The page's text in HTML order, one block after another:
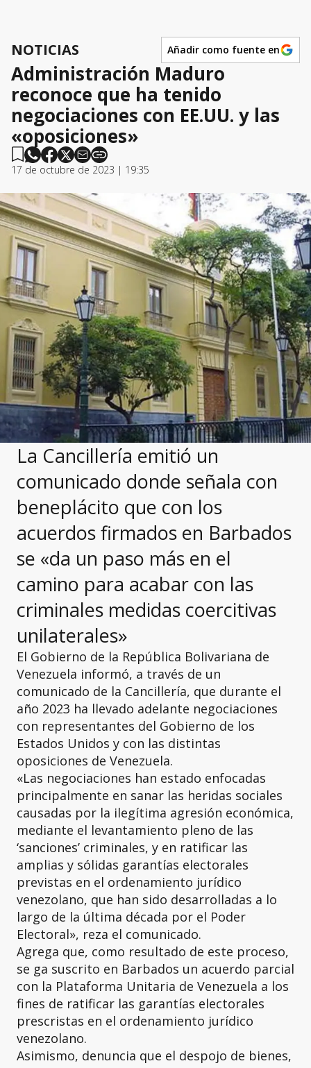
NOTICIAS Añadir como fuente en
Administración Maduro
reconoce que ha tenido
negociaciones con EE.UU. y las
«oposiciones»
17 de octubre de 2023 | 19:35
La Cancillería emitió un
comunicado donde señala con
beneplácito que con los
acuerdos firmados en Barbados
se «da un paso más en el
camino para acabar con las
criminales medidas coercitivas
unilaterales»
El Gobierno de la República Bolivariana de
Venezuela informó, a través de un
comunicado de la Cancillería, que durante el
año 2023 ha llevado adelante negociaciones
con representantes del Gobierno de los
Estados Unidos y con las distintas
oposiciones de Venezuela.
«Las negociaciones han estado enfocadas
principalmente en sanar las heridas sociales
causadas por la ilegítima agresión económica,
mediante el levantamiento pleno de las
‘sanciones’ criminales, y en ratificar las
amplias y sólidas garantías electorales
previstas en el ordenamiento jurídico
venezolano, que han sido desarrolladas a lo
largo de la última década por el Poder
Electoral», reza el comunicado.
Agrega que, como resultado de este proceso,
se ga suscrito en Barbados un acuerdo parcial
con la Plataforma Unitaria de Venezuela a los
fines de ratificar las garantías electorales
prescristas en el ordenamiento jurídico
venezolano.
Asimismo, denuncia que el despojo de bienes,